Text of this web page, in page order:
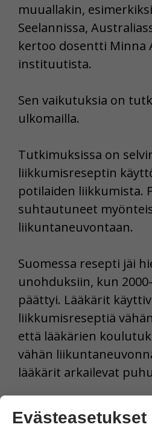
muuallakin,
Seelannissa,
kertoo dosentti Minna
instituutista.
Sen vaikutuksia on
ulkomailla.
Tutkimuksissa on
liikkumisreseptin
potilaiden liikkumista.
suhtautuneet
liikuntaneuvontaan.
Suomessa resepti jäi
unohduksiin, kun
päättyi. Lääkärit
liikkumisreseptiä
että lääkärien
vähän
lääkärit arkailevat
Lyhyillä vastaanotoilla
edes ehdi keskustella.
Evästeasetukset